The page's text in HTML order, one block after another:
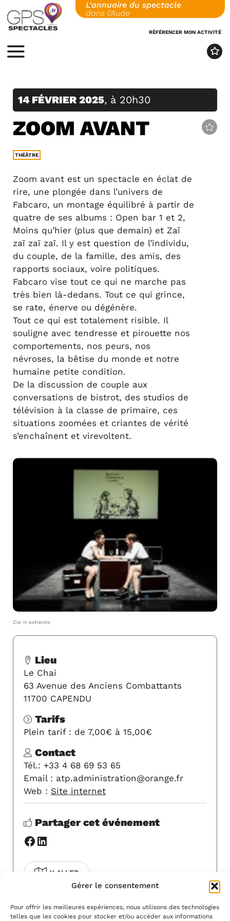
Gérer le consentement
Pour offrir les meilleures expériences, nous utilisons des technologies
telles que les cookies pour stocker et/ou accéder aux informations
to
content
L'annuaire du spectacle
dans l'Aude
RÉFÉRENCER MON ACTIVITÉ
MENU
14 FÉVRIER 2025, à 20h30
ZOOM AVANT
THÉÂTRE
Zoom avant est un spectacle en éclat de
rire, une plongée dans l’univers de
Fabcaro, un montage équilibré à partir de
quatre de ses albums : Open bar 1 et 2,
Moins qu’hier (plus que demain) et Zaï
zaï zaï zaï. Il y est question de l’individu,
du couple, de la famille, des amis, des
rapports sociaux, voire politiques.
Fabcaro vise tout ce qui ne marche pas
très bien là-dedans. Tout ce qui grince,
se rate, énerve ou dégénère.
Tout ce qui est totalement risible. Il
souligne avec tendresse et pirouette nos
comportements, nos peurs, nos
névroses, la bêtise du monde et notre
humaine petite condition.
De la discussion de couple aux
conversations de bistrot, des studios de
télévision à la classe de primaire, ces
situations zoomées et criantes de vérité
s’enchaînent et virevoltent.
Cie in extremis
Lieu
Le Chai
63 Avenue des Anciens Combattants
11700 CAPENDU
Tarifs
Plein tarif : de 7,00€ à 15,00€
Contact
Tél.: +33 4 68 69 53 65
Email : atp.administration@orange.fr
Web : Site internet
Partager cet événement
Facebook
LinkedIn
Y ALLER